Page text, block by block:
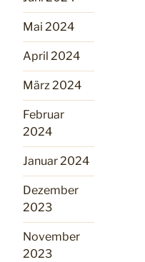
Mai 2024
April 2024
März 2024
Februar
2024
Januar 2024
Dezember
2023
November
2023